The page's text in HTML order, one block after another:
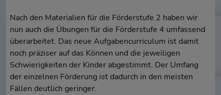
Nach den Materialien für die Förderstufe 2 haben wir
nun auch die Übungen für die Förderstufe 4 umfassend
überarbeitet. Das neue Aufgabencurriculum ist damit
noch präziser auf das Können und die jeweiligen
Schwierigkeiten der Kinder abgestimmt. Der Umfang
der einzelnen Förderung ist dadurch in den meisten
Fällen deutlich geringer.